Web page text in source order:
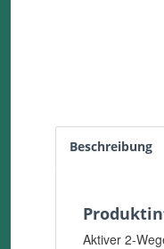
Beschreibung
Aktiver 2-